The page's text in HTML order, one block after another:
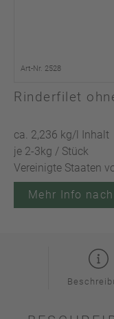
Art-Nr. 2528
Rinderfilet
ca. 2,236 kg/l Inhalt
je 2-3kg / Stück
Vereinigte Staaten
Mehr Info